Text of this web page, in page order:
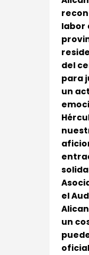
labor
del
para
un
el
un